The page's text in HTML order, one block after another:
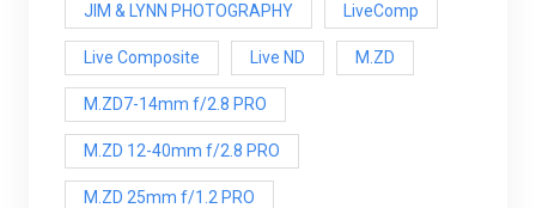
JIM & LYNN PHOTOGRAPHY LiveComp
Live Composite Live ND M.ZD
M.ZD7-14mm f/2.8 PRO
M.ZD 12-40mm f/2.8 PRO
M.ZD 25mm f/1.2 PRO